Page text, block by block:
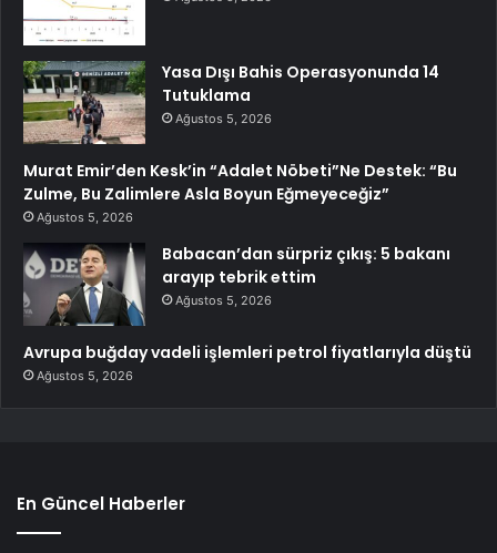
Yasa Dışı Bahis Operasyonunda 14
Tutuklama
Ağustos 5, 2026
Murat Emir’den Kesk’in “Adalet Nöbeti”Ne Destek: “Bu
Zulme, Bu Zalimlere Asla Boyun Eğmeyeceğiz”
Ağustos 5, 2026
Babacan’dan sürpriz çıkış: 5 bakanı
arayıp tebrik ettim
Ağustos 5, 2026
Avrupa buğday vadeli işlemleri petrol fiyatlarıyla düştü
Ağustos 5, 2026
En Güncel Haberler